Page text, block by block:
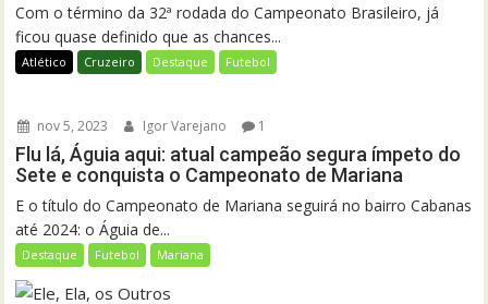
Com o término da 32ª rodada do Campeonato Brasileiro, já
ficou quase definido que as chances...
Atlético Cruzeiro Destaque Futebol
nov 5, 2023 Igor Varejano 1
Flu lá, Águia aqui: atual campeão segura ímpeto do
Sete e conquista o Campeonato de Mariana
E o título do Campeonato de Mariana seguirá no bairro Cabanas
até 2024: o Águia de...
Destaque Futebol Mariana